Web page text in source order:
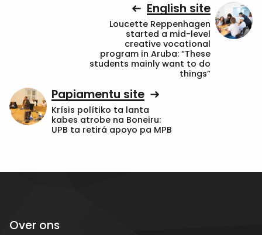
English site
Loucette Reppenhagen
started a mid-level
creative vocational
program in Aruba: “These
students mainly want to do
things”
Papiamentu site
Krísis polítiko ta lanta
kabes atrobe na Boneiru:
UPB ta retirá apoyo pa MPB
Over ons